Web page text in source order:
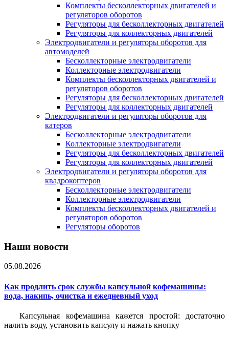
Комплекты бесколлекторных двигателей и
регуляторов оборотов
Регуляторы для бесколлекторных двигателей
Регуляторы для коллекторных двигателей
Электродвигатели и регуляторы оборотов для
автомоделей
Бесколлекторные электродвигатели
Коллекторные электродвигатели
Комплекты бесколлекторных двигателей и
регуляторов оборотов
Регуляторы для бесколлекторных двигателей
Регуляторы для коллекторных двигателей
Электродвигатели и регуляторы оборотов для
катеров
Бесколлекторные электродвигатели
Коллекторные электродвигатели
Регуляторы для бесколлекторных двигателей
Регуляторы для коллекторных двигателей
Электродвигатели и регуляторы оборотов для
квадрокоптеров
Бесколлекторные электродвигатели
Коллекторные электродвигатели
Комплекты бесколлекторных двигателей и
регуляторов оборотов
Регуляторы оборотов
Наши новости
05.08.2026
Как продлить срок службы капсульной кофемашины:
вода, накипь, очистка и ежедневный уход
Капсульная кофемашина кажется простой: достаточно
налить воду, установить капсулу и нажать кнопку